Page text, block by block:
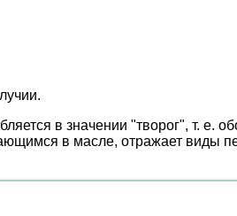
в значении "творог", т. е.
в масле, отражает виды